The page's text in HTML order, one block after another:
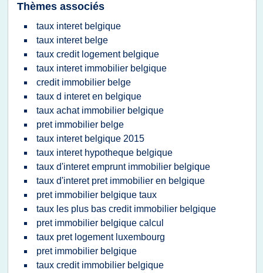
Thèmes associés
taux interet belgique
taux interet belge
taux credit logement belgique
taux interet immobilier belgique
credit immobilier belge
taux d interet en belgique
taux achat immobilier belgique
pret immobilier belge
taux interet belgique 2015
taux interet hypotheque belgique
taux d'interet emprunt immobilier belgique
taux d'interet pret immobilier en belgique
pret immobilier belgique taux
taux les plus bas credit immobilier belgique
pret immobilier belgique calcul
taux pret logement luxembourg
pret immobilier belgique
taux credit immobilier belgique